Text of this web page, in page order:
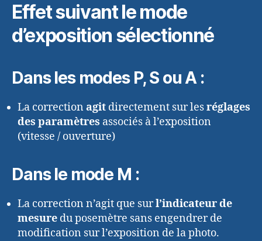
Effet suivant le mode
d’exposition sélectionné
Dans les modes P, S ou A :
La correction agit directement sur lesréglages
des paramètres associés à l’exposition
(vitesse / ouverture)
Dans le mode M :
La correction n’agit que surl’indicateur de
mesure du posemètre sans engendrer de
modification sur l’exposition de la photo.